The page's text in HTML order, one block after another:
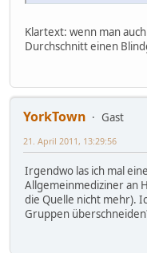
Klartext: wenn man
Durchschnitt einen
YorkTown
Gast
21. April 2011, 13:29:56
Irgendwo las ich mal
Allgemeinmediziner an
die Quelle nicht mehr).
Gruppen